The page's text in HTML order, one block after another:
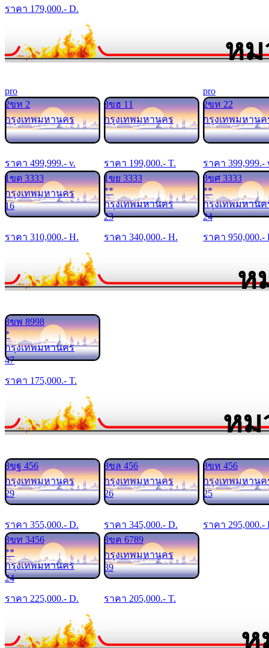
ราคา 179,000.- D.
หม
pro
2ขห 2
กรุงเทพมหานคร
ราคา 499,999.- v.
3ขฮ 11
กรุงเทพมหานคร
ราคา 199,000.- T.
pro
2ขห 22
กรุงเทพมหานค
ราคา 399,999.-
1ขด 3333
กรุงเทพมหานคร
16
ราคา 310,000.- H.
1ขย 3333
**
กรุงเทพมหานคร
23
ราคา 340,000.- H.
3ขศ 3333
**
กรุงเทพมหานค
24
ราคา 950,000.-
ห
3ขพ 8998
*
กรุงเทพมหานคร
47
ราคา 175,000.- T.
หม
3ขฐ 456
กรุงเทพมหานคร
29
ราคา 355,000.- D.
3ขล 456
กรุงเทพมหานคร
26
ราคา 345,000.- D.
3ขห 456
กรุงเทพมหานค
25
ราคา 295,000.-
3ขท 3456
**
กรุงเทพมหานคร
24
ราคา 225,000.- D.
3ขค 6789
กรุงเทพมหานคร
39
ราคา 205,000.- T.
ห